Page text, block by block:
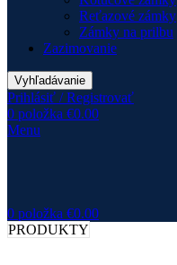
Reťazové zámky
Zámky na prilbu
Zazimovanie
Vyhľadávanie
Prihlásiť / Registrovať
0 položka €0.00
Menu
0 položka €0.00
PRODUKTY